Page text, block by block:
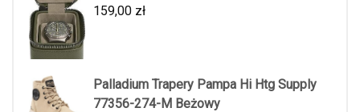
159,00 zł
Palladium Trapery Pampa Hi Htg Supply
77356-274-M Beżowy